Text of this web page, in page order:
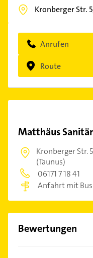
Kronberger Str.
Anrufen
Route
Matthäus
Kronberger Str.
(Taunus)
06171 7 18 41
Anfahrt mit
Bewertungen